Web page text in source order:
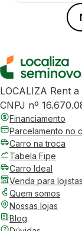
LOCALIZA Rent
CNPJ nº
Financiamento
Parcelamento no
Carro na troca
Tabela Fipe
Carro Ideal
Venda para lojistas
Quem somos
Nossas lojas
Blog